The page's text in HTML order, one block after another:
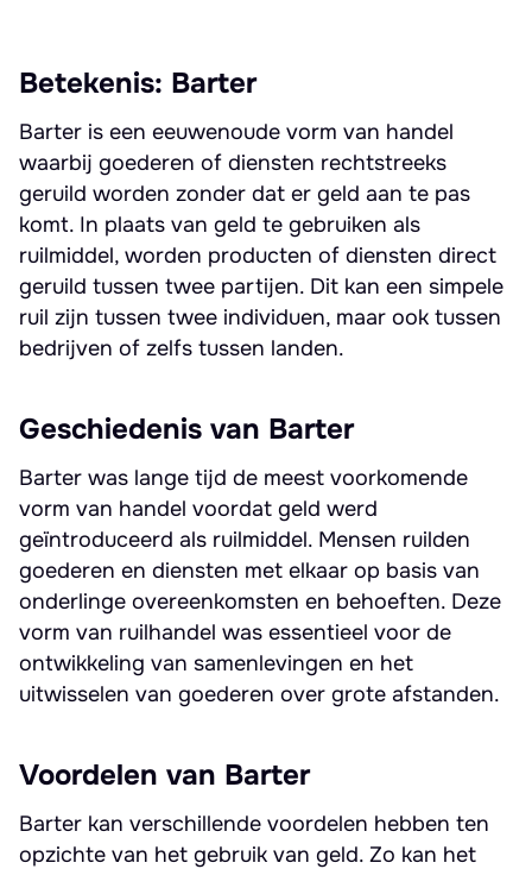
Betekenis: Barter
Barter is een eeuwenoude vorm van handel
waarbij goederen of diensten rechtstreeks
geruild worden zonder dat er geld aan te pas
komt. In plaats van geld te gebruiken als
ruilmiddel, worden producten of diensten direct
geruild tussen twee partijen. Dit kan een simpele
ruil zijn tussen twee individuen, maar ook tussen
bedrijven of zelfs tussen landen.
Geschiedenis van Barter
Barter was lange tijd de meest voorkomende
vorm van handel voordat geld werd
geïntroduceerd als ruilmiddel. Mensen ruilden
goederen en diensten met elkaar op basis van
onderlinge overeenkomsten en behoeften. Deze
vorm van ruilhandel was essentieel voor de
ontwikkeling van samenlevingen en het
uitwisselen van goederen over grote afstanden.
Voordelen van Barter
Barter kan verschillende voordelen hebben ten
opzichte van het gebruik van geld. Zo kan het